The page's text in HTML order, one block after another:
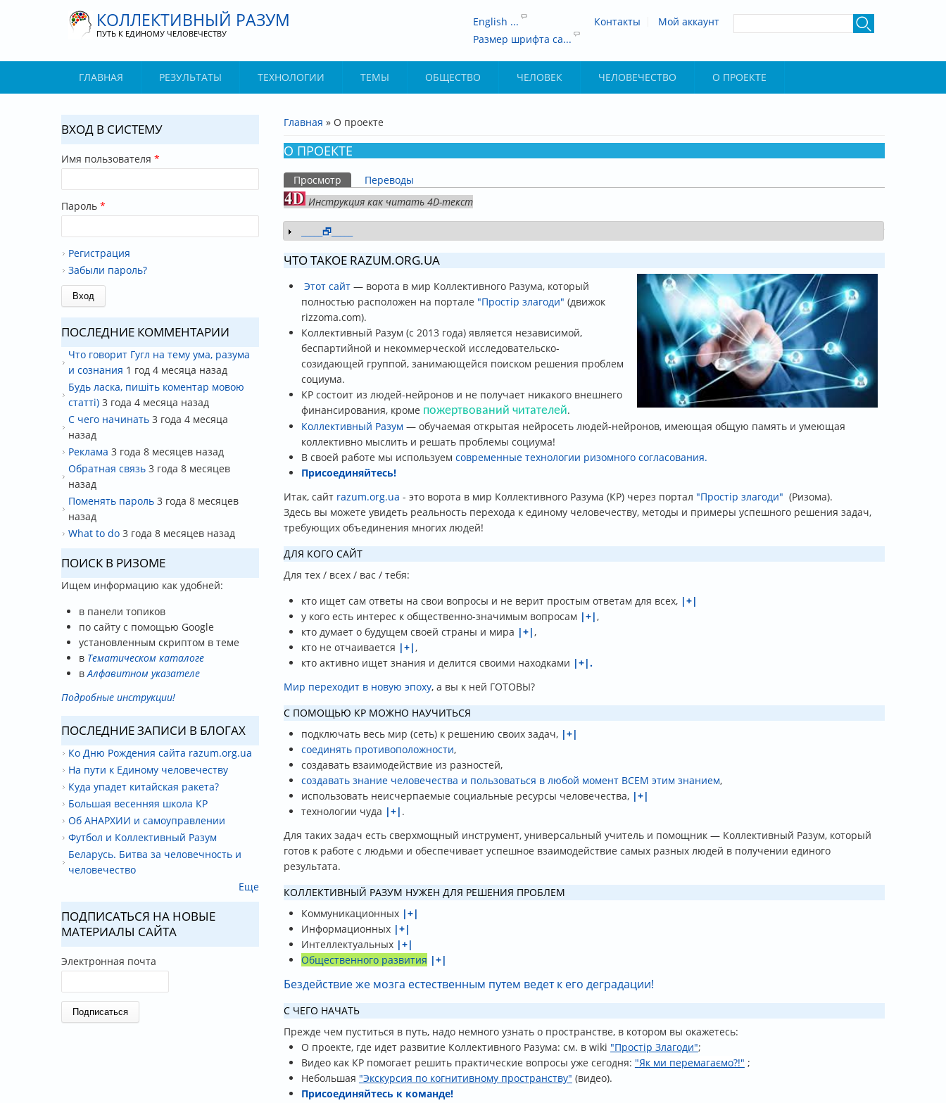
Перейти к основному содержанию
КОЛЛЕКТИВНЫЙ РАЗУМ
ПУТЬ К ЕДИНОМУ ЧЕЛОВЕЧЕСТВУ
Контакты Мой аккаунт
English ...
Размер шрифта са...
ГЛАВНАЯ РЕЗУЛЬТАТЫ ТЕХНОЛОГИИ ТЕМЫ ОБЩЕСТВО ЧЕЛОВЕК ЧЕЛОВЕЧЕСТВО О ПРОЕКТЕ
ВЫ ЗДЕСЬ
Главная » О проекте
О ПРОЕКТЕ
ГЛАВНЫЕ ВКЛАДКИ
Просмотр (активная вкладка)
Переводы
Инструкция как читать 4D-текст
Показать
_____🗗_____
ЧТО ТАКОЕ RAZUM.ORG.UA
Этот сайт— ворота в мир Коллективного Разума, который
полностью расположен на портале "Простір злагоди" (движок
rizzoma.com).
Коллективный Разум (с 2013 года) является независимой,
беспартийной и некоммерческой исследовательско-
созидающей группой, занимающейся поиском решения проблем
социума.
КР состоит из людей-нейронов и не получает никакого внешнего
финансирования, кроме пожертвований читателей.
Коллективный Разум — обучаемая открытая нейросеть людей-нейронов, имеющая общую память и умеющая
коллективно мыслить и решать проблемы социума!
В своей работе мы используем современные технологии ризомного согласования.
Присоединяйтесь!
Итак, сайтrazum.org.ua - это ворота в мир Коллективного Разума (КР) через портал "Простір злагоди" (Ризома).
Здесь вы можете увидеть реальность перехода к единому человечеству, методы и примеры успешного решения задач,
требующих объединения многих людей!
ДЛЯ КОГО САЙТ
Для тех / всех / вас / тебя:
кто ищет сам ответы на свои вопросы и не верит простым ответам для всех, |+|
у кого есть интерес к общественно-значимым вопросам |+|,
кто думает о будущем своей страны и мира |+|,
кто не отчаивается |+|,
кто активно ищет знания и делится своими находками |+|.
Мир переходит в новую эпоху, а вы к ней ГОТОВЫ?
С ПОМОЩЬЮ КР МОЖНО НАУЧИТЬСЯ
подключать весь мир (сеть) к решению своих задач, |+|
соединять противоположности,
создавать взаимодействие из разностей,
создавать знание человечества и пользоваться в любой момент ВСЕМ этим знанием,
использовать неисчерпаемые социальные ресурсы человечества, |+|
технологии чуда |+| .
Для таких задач есть сверхмощный инструмент, универсальный учитель и помощник — Коллективный Разум, который
готов к работе с людьми и обеспечивает успешное взаимодействие самых разных людей в получении единого
результата.
КОЛЛЕКТИВНЫЙ РАЗУМ НУЖЕН ДЛЯ РЕШЕНИЯ ПРОБЛЕМ
Коммуникационных |+|
Информационных |+|
Интеллектуальных |+|
Общественного развития |+|
Бездействие же мозга естественным путем ведет к его деградации!
С ЧЕГО НАЧАТЬ
Прежде чем пуститься в путь, надо немного узнать о пространстве, в котором вы окажетесь:
О проекте, где идет развитие Коллективного Разума: см. в wiki "Простір Злагоди";
Видео как КР помогает решить практические вопросы уже сегодня: "Як ми перемагаємо?!" ;
Небольшая "Экскурсия по когнитивному пространству" (видео).
Присоединяйтесь к команде!
ВХОД В СИСТЕМУ
Имя пользователя *
Пароль *
Регистрация
Забыли пароль?
ПОСЛЕДНИЕ КОММЕНТАРИИ
Что говорит Гугл на тему ума, разума
и сознания 1 год 4 месяца назад
Будь ласка, пишіть коментар мовою
статті) 3 года 4 месяца назад
С чего начинать 3 года 4 месяца
назад
Реклама 3 года 8 месяцев назад
Обратная связь 3 года 8 месяцев
назад
Поменять пароль 3 года 8 месяцев
назад
What to do 3 года 8 месяцев назад
ПОИСК В РИЗОМЕ
Ищем информацию как удобней:
в панели топиков
по сайту с помощью Google
установленным скриптом в теме
в Тематическом каталоге
вАлфавитном указателе
Подробные инструкции!
ПОСЛЕДНИЕ ЗАПИСИ В БЛОГАХ
Ко Дню Рождения сайта razum.org.ua
На пути к Единому человечеству
Куда упадет китайская ракета?
Большая весенняя школа КР
Об АНАРХИИ и самоуправлении
Футбол и Коллективный Разум
Беларусь. Битва за человечность и
человечество
Еще
ПОДПИСАТЬСЯ НА НОВЫЕ
МАТЕРИАЛЫ САЙТА
Электронная почта